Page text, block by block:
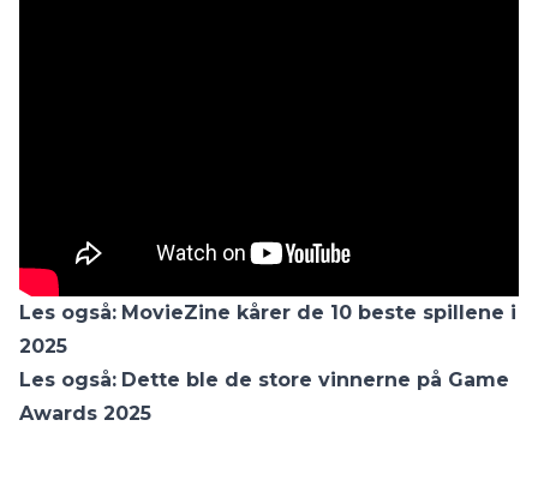
Les også: MovieZine kårer de 10 beste spillene i
2025
Les også: Dette ble de store vinnerne på Game
Awards 2025